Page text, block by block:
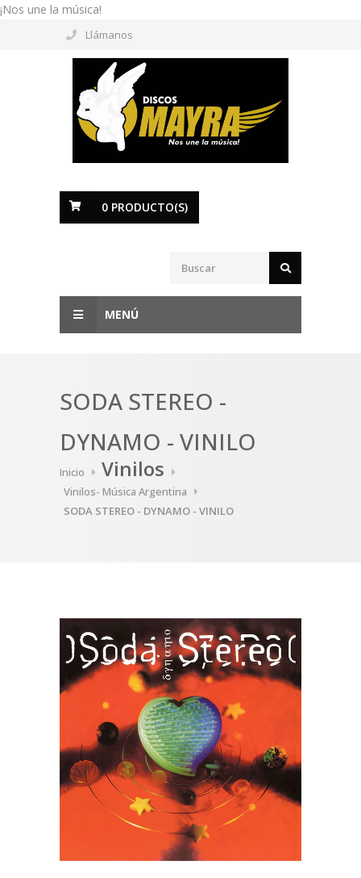
¡Nos une la música!
Llámanos
0 PRODUCTO(S)
MENÚ
SODA STEREO -
DYNAMO - VINILO
Inicio Vinilos
Vinilos- Música Argentina
SODA STEREO - DYNAMO - VINILO